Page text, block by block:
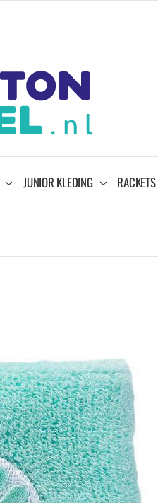
JUNIOR KLEDING RACKETS